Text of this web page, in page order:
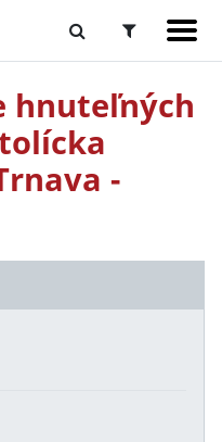
hnuteľných
-